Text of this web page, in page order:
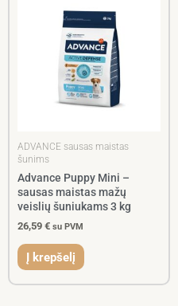
ADVANCE sausas maistas
šunims
Advance Puppy Mini –
sausas maistas mažų
veislių šuniukams 3 kg
26,59 € su PVM
Į krepšelį